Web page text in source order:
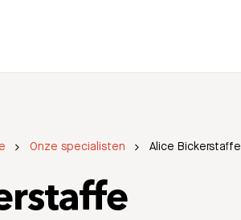
Onze specialisten Alice Bickerstaffe